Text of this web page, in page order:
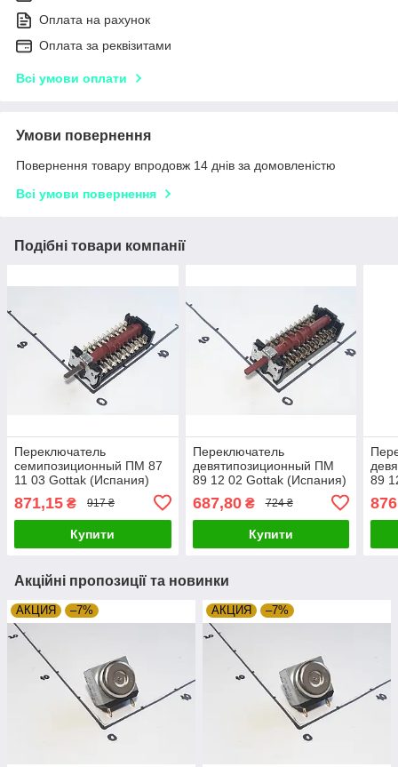
Оплата на рахунок
Оплата за реквізитами
Всі умови оплати
Умови повернення
Повернення товару впродовж 14 днів за домовленістю
Всі умови повернення
Подібні товари компанії
Переключатель
семипозиционный ПМ 87
11 03 Gottak (Испания)
871,15 ₴ 917 ₴
Купити
Переключатель
девятипозиционный ПМ
89 12 02 Gottak (Испания)
687,80₴ 724 ₴
Купити
89
Акційні пропозиції та новинки
АКЦИЯ –7% АКЦИЯ –7%